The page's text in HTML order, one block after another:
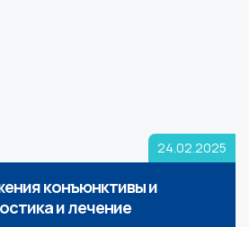
24.02.2025
конъюнктивы и
и лечение